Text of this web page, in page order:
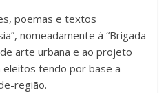
poemas e textos
nomeadamente à “Brigada
arte urbana e ao projeto
eleitos tendo por base a
região.